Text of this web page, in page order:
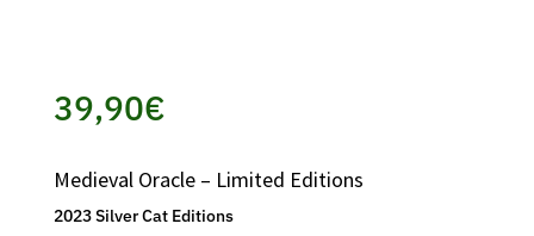
39,90€
Medieval Oracle – Limited Editions
2023 Silver Cat Editions